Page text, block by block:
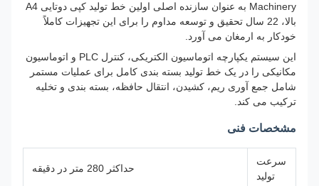
Machinery به عنوان سازنده اصلی اولین خط تولید کپی دوتایی A4
بالا، 22 سال تحقیق و توسعه مداوم را برای این تجهیزات کاملاً
خودکار به ارمغان می آورد.
این سیستم یکپارچه اتوماسیون الکتریکی، کنترل PLC و اتوماسیون
مکانیکی را در یک خط تولید بسته بندی کامل برای عملیات مستمر
شامل جمع آوری ریم، کشیدن، انتقال حافظه، بسته بندی و تخلیه
ترکیب می کند.
مشخصات فنی
سرعت
حداکثر 280 متر در دقیقه